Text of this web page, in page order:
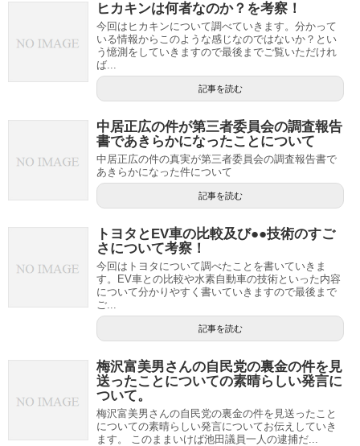
ヒカキンは何者なのか？を考察！
今回はヒカキンについて調べていきます。分かって
いる情報からこのような感じなのではないか？とい
う憶測をしていきますので最後までご覧いただけれ
ば...
記事を読む
中居正広の件が第三者委員会の調査報告
書であきらかになったことについて
中居正広の件の真実が第三者委員会の調査報告書で
あきらかになった件について
記事を読む
トヨタとEV車の比較及び●●技術のすご
さについて考察！
今回はトヨタについて調べたことを書いていきま
す。EV車との比較や水素自動車の技術といった内容
について分かりやすく書いていきますので最後まで
ご...
記事を読む
梅沢富美男さんの自民党の裏金の件を見
送ったことについての素晴らしい発言に
ついて。
梅沢富美男さんの自民党の裏金の件を見送ったこと
についての素晴らしい発言についてお伝えしていき
ます。 このままいけば池田議員一人の逮捕だ...